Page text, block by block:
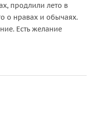
продлили лето в
о нравах и обычаях.
Есть желание